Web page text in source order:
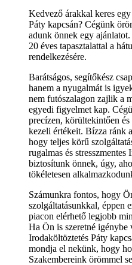
Kedvező árakkal keres
Páty kapcsán? Cégünk
adunk önnek egy
20 éves tapasztalattal a
rendelkezésére.
Barátságos, segítőkész
hanem a nyugalmát is
nem futószalagon zajlik a
egyedi figyelmet kap.
precízen, körültekintően
kezeli értékeit. Bízza ránk
hogy teljes körű
rugalmas és stresszmentes
biztosítunk önnek, úgy,
tökéletesen
Számunkra fontos, hogy
szolgáltatásunkkal, éppen
piacon elérhető legjobb
Ha Ön is szeretné igénybe
Irodaköltöztetés Páty
mondja el nekünk, hogy
Szakembereink örömmel